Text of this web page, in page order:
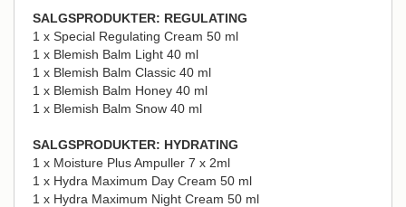
SALGSPRODUKTER: REGULATING
1 x Special Regulating Cream 50 ml
1 x Blemish Balm Light 40 ml
1 x Blemish Balm Classic 40 ml
1 x Blemish Balm Honey 40 ml
1 x Blemish Balm Snow 40 ml
SALGSPRODUKTER: HYDRATING
1 x Moisture Plus Ampuller 7 x 2ml
1 x Hydra Maximum Day Cream 50 ml
1 x Hydra Maximum Night Cream 50 ml